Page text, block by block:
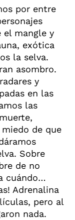
por entre
el mangle y
exótica
la selva.
asombro.
y
en las
las
de que
Sobre
de no
cuándo…
Adrenalina
pero al
nada.